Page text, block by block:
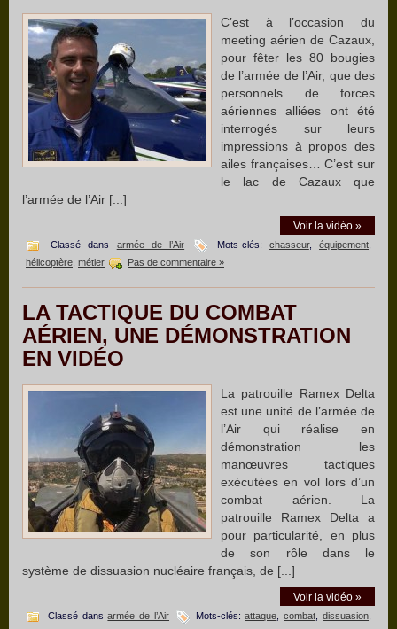
C’est à l’occasion du
meeting aérien de Cazaux,
pour fêter les 80 bougies
de l’armée de l’Air, que des
personnels de forces
aériennes alliées ont été
interrogés sur leurs
impressions à propos des
ailes françaises… C’est sur
le lac de Cazaux que
l’armée de l’Air [...]
Voir la vidéo »
Classé dans armée de l’Air Mots-clés: chasseur,équipement
hélicoptère métier Pas de commentaire »
LA TACTIQUE DU COMBAT
AÉRIEN, UNE DÉMONSTRATION
EN VIDÉO
La patrouille Ramex Delta
est une unité de l’armée de
l’Air qui réalise en
démonstration les
manœuvres tactiques
exécutées en vol lors d’un
combat aérien. La
patrouille Ramex Delta a
pour particularité, en plus
de son rôle dans le
système de dissuasion nucléaire français, de [...]
Voir la vidéo »
Classé dansarmée de l’Air Mots-clés:attaque ,combat ,dissuasion